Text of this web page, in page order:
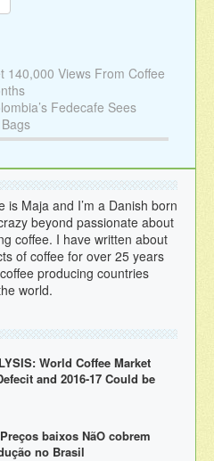
140,000 Views From Coffee
Fedecafe Sees
is Maja and I’m a Danish born
beyond passionate about
coffee. I have written about
of coffee for over 25 years
producing countries
world.
World Coffee Market
and 2016-17 Could be
baixos NãO cobrem
no Brasil